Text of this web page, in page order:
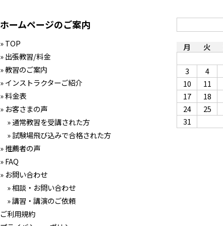
ホームページのご案内
» TOP
» 出張教習/料金
» 教習のご案内
» インストラクターご紹介
» 料金表
» お客さまの声
» 通常教習を受講された方
» 試験場飛び込みで合格された方
» 推薦者の声
» FAQ
» お問い合わせ
» 相談・お問い合わせ
» 講習・講演のご依頼
ご利用規約
月 火
3
4
10
11
17
18
24
25
31